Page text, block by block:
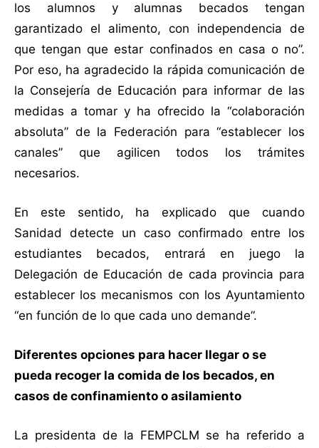
los alumnos y alumnas becados tengan
garantizado el alimento, con independencia de
que tengan que estar confinados en casa o no”.
Por eso, ha agradecido la rápida comunicación de
la Consejería de Educación para informar de las
medidas a tomar y ha ofrecido la “colaboración
absoluta” de la Federación para “establecer los
canales” que agilicen todos los trámites
necesarios.
En este sentido, ha explicado que cuando
Sanidad detecte un caso confirmado entre los
estudiantes becados, entrará en juego la
Delegación de Educación de cada provincia para
establecer los mecanismos con los Ayuntamiento
“en función de lo que cada uno demande”.
Diferentes opciones para hacer llegar o se
pueda recoger la comida de los becados, en
casos de confinamiento o asilamiento
La presidenta de la FEMPCLM se ha referido a